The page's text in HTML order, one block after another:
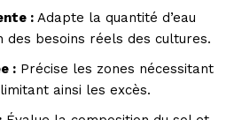
: Adapte la quantité d’eau
des besoins réels des cultures.
: Précise les zones nécessitant
ainsi les excès.